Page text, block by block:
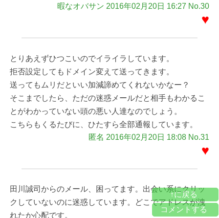
暇なオバサン 2016年02月20日 16:27 No.30
♥
とりあえずひつこいのでイライラしています。
拒否設定してもドメイン変えて送ってきます。
送ってもムリだといい加減諦めてくれないかなー？
そこまでしたら、ただの迷惑メールだと相手もわかるこ
とがわかっていない頭の悪い人達なのでしょう。
こちらもくるたびに、ひたすら全部通報しています。
匿名 2016年02月20日 18:08 No.31
♥
田川誠司からのメール、困ってます。出会い系にクリッ
クしていないのに迷惑しています。どこでアドレスが洩
れたか心配です。
↑に戻る
コメントする